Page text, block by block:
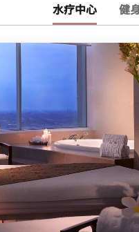
水疗中心 健